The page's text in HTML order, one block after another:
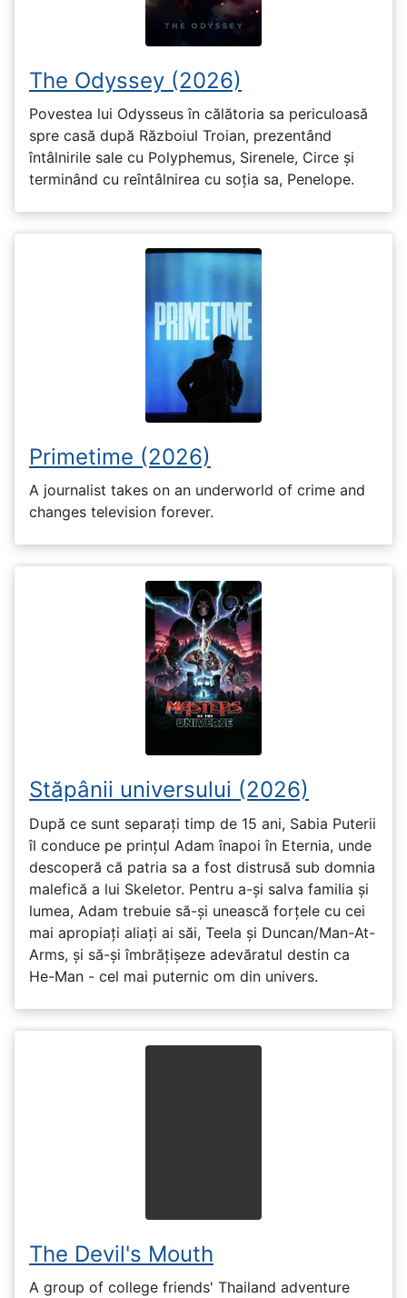
The Odyssey (2026)
Povestea lui Odysseus în călătoria sa periculoasă
spre casă după Războiul Troian, prezentând
întâlnirile sale cu Polyphemus, Sirenele, Circe și
terminând cu reîntâlnirea cu soția sa, Penelope.
Primetime (2026)
A journalist takes on an underworld of crime and
changes television forever.
Stăpânii universului (2026)
După ce sunt separați timp de 15 ani, Sabia Puterii
îl conduce pe prințul Adam înapoi în Eternia, unde
descoperă că patria sa a fost distrusă sub domnia
malefică a lui Skeletor. Pentru a-și salva familia și
lumea, Adam trebuie să-și unească forțele cu cei
mai apropiați aliați ai săi, Teela și Duncan/Man-At-
Arms, și să-și îmbrățișeze adevăratul destin ca
He-Man - cel mai puternic om din univers.
The Devil's Mouth
A group of college friends' Thailand adventure